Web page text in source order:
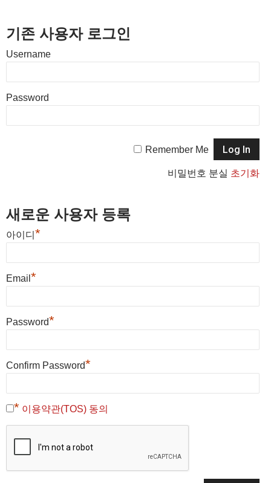
기존 사용자 로그인
Username
Password
Remember Me
비밀번호 분실 초기화
새로운 사용자 등록
아이디 *
Email *
Password*
Confirm Password*
* 이용약관(TOS) 동의